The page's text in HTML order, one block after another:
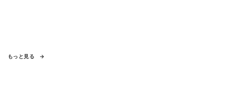
もっと見る